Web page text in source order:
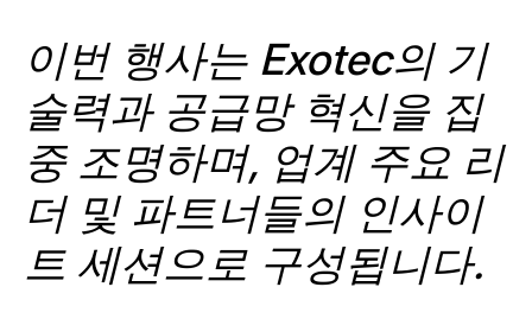
이번 행사는 Exotec의 기
술력과 공급망 혁신을 집
중 조명하며, 업계 주요 리
더 및 파트너들의 인사이
트 세션으로 구성됩니다.